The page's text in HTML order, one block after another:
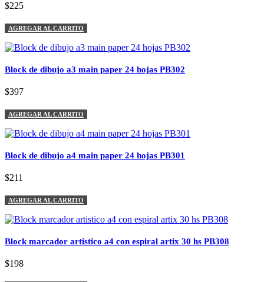
$225
AGREGAR AL CARRITO
Block de dibujo a3 main paper 24 hojas PB302
$397
AGREGAR AL CARRITO
Block de dibujo a4 main paper 24 hojas PB301
$211
AGREGAR AL CARRITO
Block marcador artistico a4 con espiral artix 30 hs PB308
$198